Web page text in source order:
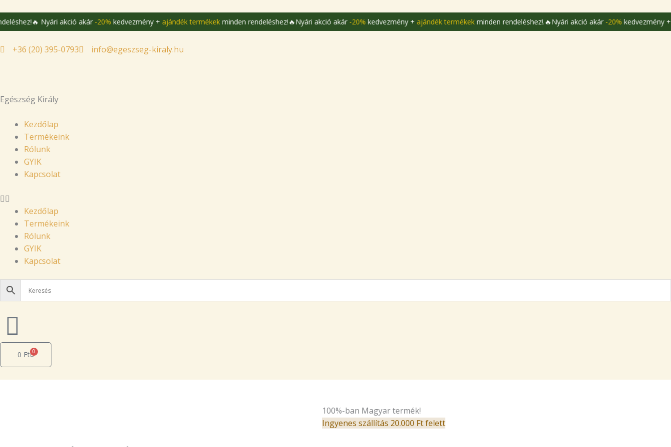
to
content
Nyári akció akár-20%kedvezmény +ajándék termékekminden rendeléshez!🔥Nyári akció akár-20%kedvezmény +ajándék termékekminden rendeléshez!.🔥Nyári akció akár-20%kedvezmény +ajándék
+36 (20) 395-0793 info@egeszseg-kiraly.hu
Egészség Király
Kezdőlap
Termékeink
Rólunk
GYIK
Kapcsolat
Kezdőlap
Termékeink
Rólunk
GYIK
Kapcsolat
0 Ft 0
Cart
100%-ban Magyar termék!
Ingyenes szállítás 20.000 Ft felett